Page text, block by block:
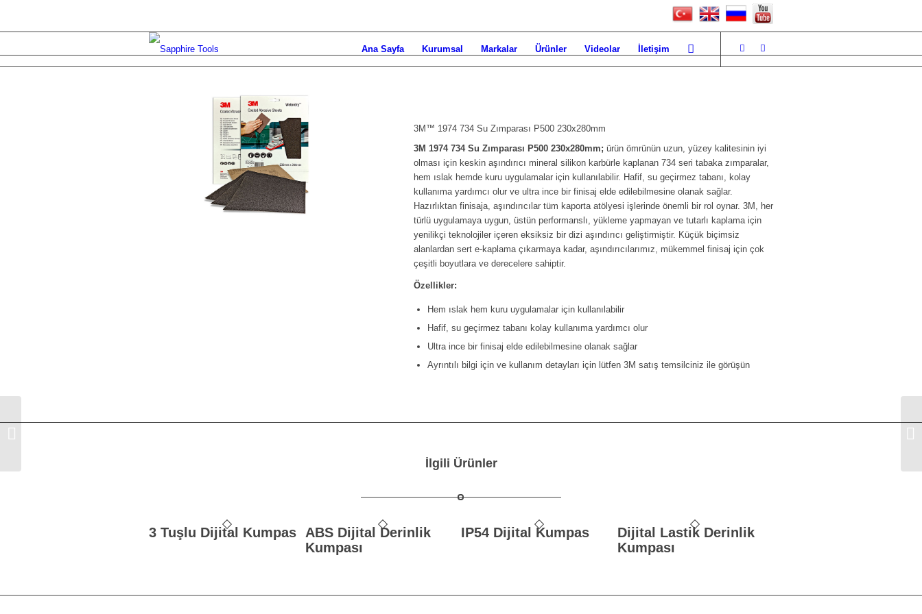
Ana Sayfa Kurumsal Markalar Ürünler Videolar İletişim
3M™ 1974 734 Su Zımparası P500 230x280mm
3M 1974 734 Su Zımparası P500 230x280mm; ürün ömrünün uzun, yüzey kalitesinin iyi
olması için keskin aşındırıcı mineral silikon karbürle kaplanan 734 seri tabaka zımparalar,
hem ıslak hemde kuru uygulamalar için kullanılabilir. Hafif, su geçirmez tabanı, kolay
kullanıma yardımcı olur ve ultra ince bir finisaj elde edilebilmesine olanak sağlar.
Hazırlıktan finisaja, aşındırıcılar tüm kaporta atölyesi işlerinde önemli bir rol oynar. 3M, her
türlü uygulamaya uygun, üstün performanslı, yükleme yapmayan ve tutarlı kaplama için
yenilikçi teknolojiler içeren eksiksiz bir dizi aşındırıcı geliştirmiştir. Küçük biçimsiz
alanlardan sert e-kaplama çıkarmaya kadar, aşındırıcılarımız, mükemmel finisaj için çok
çeşitli boyutlara ve derecelere sahiptir.
Özellikler:
Hem ıslak hem kuru uygulamalar için kullanılabilir
Hafif, su geçirmez tabanı kolay kullanıma yardımcı olur
Ultra ince bir finisaj elde edilebilmesine olanak sağlar
Ayrıntılı bilgi için ve kullanım detayları için lütfen 3M satış temsilciniz ile görüşün
İlgili Ürünler
3 Tuşlu Dijital Kumpas
ABS Dijital Derinlik
Kumpası
IP54 Dijital Kumpas
Dijital Lastik Derinlik
Kumpası
3M™ 1975 734 Su Zımparası P400